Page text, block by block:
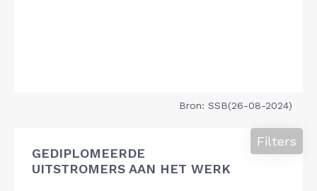
Bron: SSB(26-08-2024)
GEDIPLOMEERDE
UITSTROMERS AAN HET WERK
Filters